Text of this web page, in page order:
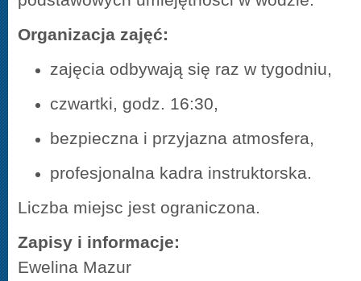
Organizacja zajęć:
zajęcia odbywają się raz w tygodniu,
czwartki, godz. 16:30,
bezpieczna i przyjazna atmosfera,
profesjonalna kadra instruktorska.
Liczba miejsc jest ograniczona.
Zapisy i informacje:
Ewelina Mazur